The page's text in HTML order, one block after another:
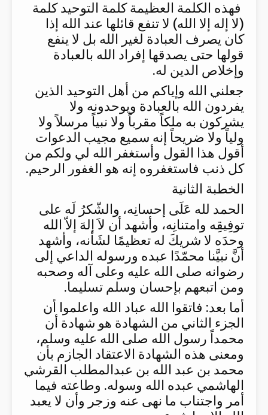
فهذه الكلمة العظيمة كلمة التوحيد كلمة
(لا إله إلا الله) لا تنفع قائلها عند الله إذا
كان يصرف العبادة لغير الله بل لا ينفع
قولها حتى يصدقها إفراد الله بالعبادة
وإخلاص الدين له.
جعلني الله وإياكم من أهل التوحيد الذين
يفردون الله بالعبادة ويوحدونه ولا
يشركون به ملكاً مقرباً ولا نبياً مرسلاً ولا
ولياً ولا ضريحاً إنه سميع مجيب الدعوات
أقول هذا القول وأستغفر الله لي ولكم من
كل ذنب فاستغفروه إنه هو الغفور الرحيم.
الخطبة الثانية
الحمد لله عَلَى إحسانِه، والشّكرُ لَه على
توفِيقِه وامتنانِه، وأشهد أن لاَ إلهَ إلاّ الله
وحدَه لا شريكَ له تعظيمًا لشَأنه، وأشهد
أنَّ نبيَّنا محمّدًا عبده ورسوله الداعي إلى
رضوانه صلى الله عليه وعلى آله وصحبه
ومن اتبعهم بإحسان وسلم تسليما.
أما بعد: فاتقوا الله عباد الله واعلموا أن
الجزء الثاني من الشهادة هو شهادة أن
محمداً رسول الله صلى الله عليه وسلم،
ومعنى هذه الشهادة الاعتقاد الجازم بأن
محمد بن عبد الله بن عبدالمطلب القرشي
الهاشمي عبده الله وسوله. وطاعته فيما
أمر واجتناب ما نهى عنه وزجر وأن لا يعبد